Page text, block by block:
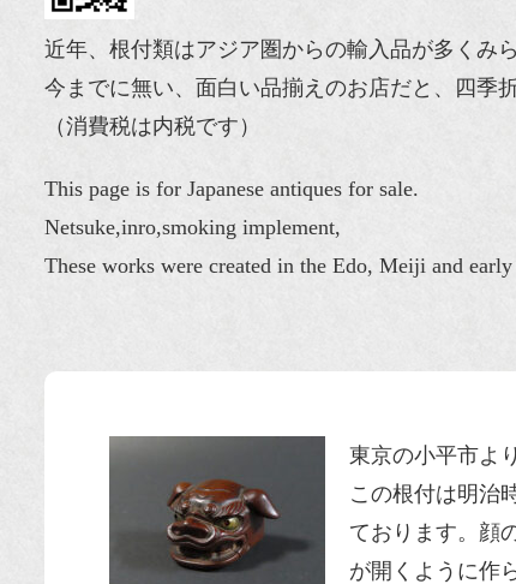
近年、根付類はアジア圏からの輸入品が多くみ
今までに無い、面白い品揃えのお店だと、四季
（消費税は内税です）
This page is for Japanese antiques for sale.
Netsuke,inro,smoking implement,
These works were created in the Edo, Meiji and
東京の小平市よ
この根付は明治
ております。顔
が開くように作